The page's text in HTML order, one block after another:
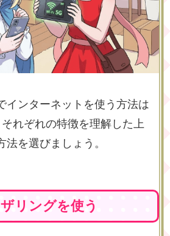
インターネットを使う方法は
れぞれの特徴を理解した上
を選びましょう。
リングを使う